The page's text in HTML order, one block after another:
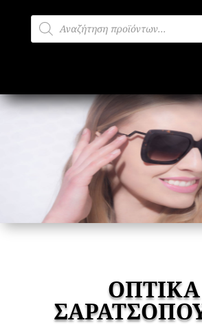
Products
search
ΟΠΤΙΚΑ